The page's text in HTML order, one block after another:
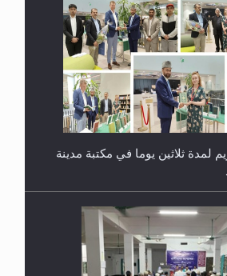
لمدة ثلاثين يوما في مكتبة مدينة